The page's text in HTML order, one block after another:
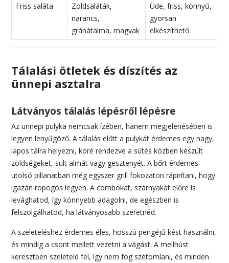
Friss saláta
Zöldsaláták,
narancs,
gránátalma, magvak
Üde, friss, könnyű,
gyorsan
elkészíthető
Tálalási ötletek és díszítés az
ünnepi asztalra
Látványos tálalás lépésről lépésre
Az ünnepi pulyka nemcsak ízében, hanem megjelenésében is
legyen lenyűgöző. A tálalás előtt a pulykát érdemes egy nagy,
lapos tálra helyezni, köré rendezve a sütés közben készült
zöldségeket, sült almát vagy gesztenyét. A bőrt érdemes
utolsó pillanatban még egyszer grill fokozaton rápirítani, hogy
igazán ropogós legyen. A combokat, szárnyakat előre is
levághatod, így könnyebb adagolni, de egészben is
felszolgálhatod, ha látványosabb szeretnéd.
A szeleteléshez érdemes éles, hosszú pengéjű kést használni,
és mindig a csont mellett vezetni a vágást. A mellhúst
keresztben szeleteld fel, így nem fog szétomlani, és minden